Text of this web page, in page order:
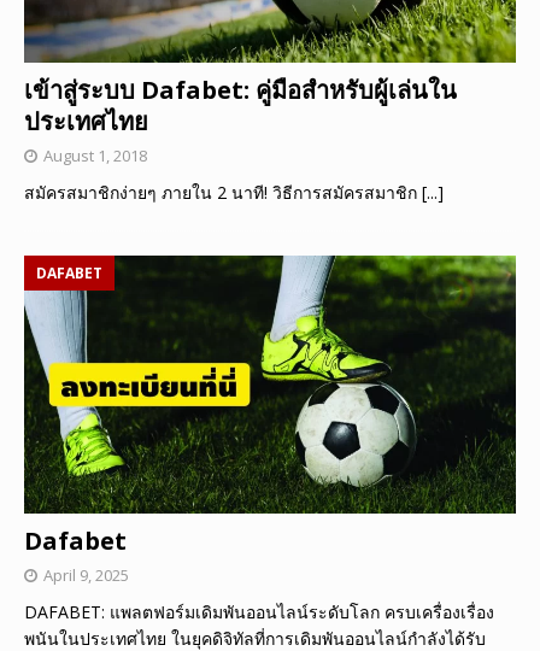
เข้าสู่ระบบ Dafabet: คู่มือสำหรับผู้เล่นใน
ประเทศไทย
August 1, 2018
สมัครสมาชิกง่ายๆ ภายใน 2 นาที! วิธีการสมัครสมาชิก [...]
Dafabet
DAFABET
April 9, 2025
DAFABET: แพลตฟอร์มเดิมพันออนไลน์ระดับโลก ครบเครื่องเรื่อง
พนันในประเทศไทย ในยุคดิจิทัลที่การเดิมพันออนไลน์กำลังได้รับ